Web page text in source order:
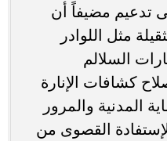
تدعيم مضيفاً أن
مثل اللوادر
السلالم
كشافات الإنارة
المدنية والمرور
القصوى من